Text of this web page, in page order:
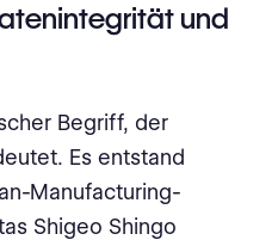
und
Begriff, der
Es entstand
Manufacturing-
Shigeo Shingo